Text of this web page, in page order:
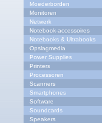
Moederborden
Monitoren
Netwerk
Notebook-accessoires
Notebooks & Ultrabooks
Opslagmedia
Power Supplies
Printers
Processoren
Scanners
Smartphones
Software
Soundcards
Speakers